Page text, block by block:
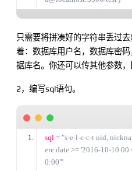
只需要将拼凑好的字符串丢过
着：数据库用户名，数据库密
据库名。你还可以传其他参数，
2，编写sql语句。
sql = "s-e-l-e-c-t uid,
ere date >= '2016-10-10
0:00'"